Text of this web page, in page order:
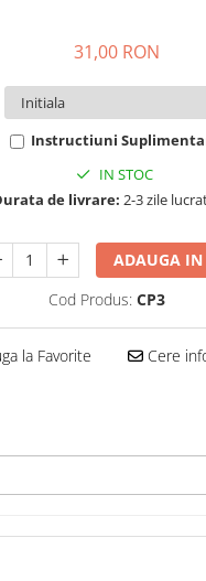
31,00 RON
Instructiuni
IN STOC
de livrare: 2-3 zile
ADAUGA IN
Cod Produs: CP3
la Favorite Cere